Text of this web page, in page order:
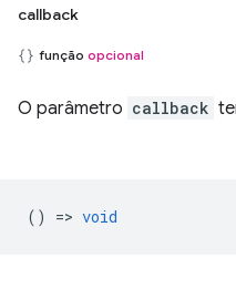
callback
função opcional
O parâmetro callback
() => void